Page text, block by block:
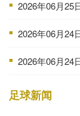
■ 2026年06月25日 小组第
■ 2026年06月24日 中
■ 2026年06月24日 中
足球新闻